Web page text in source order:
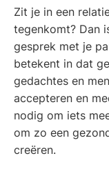
Zit je in een
tegenkomt? Dan
gesprek met je
betekent in dat
gedachtes en
accepteren en
nodig om iets
om zo een
creëren.